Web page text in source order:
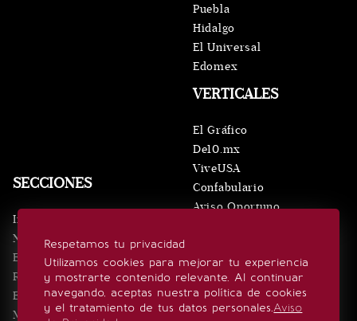
Respetamos tu privacidad
Utilizamos cookies para mejorar tu experiencia
y mostrarte contenido relevante. Al continuar
navegando, aceptas nuestra política de cookies
y el tratamiento de tus datos personales.Aviso
SECCIONES
Inicio
Noticias
Eventos
Realeza
Estilo de vida
Minuto x Minuto
VERTICALES
El Gráfico
De10.mx
ViveUSA
Confabulario
Aviso Oportuno
Puebla
Hidalgo
El Universal
Edomex
SÍGUENOS